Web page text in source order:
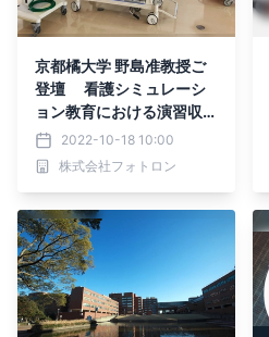
京都橘大学 野島准教授ご
登壇 看護シミュレーシ
ョン教育における演習収録
活用の実践例 ウェビナ
ーを11月1日(火)に開催
2022-10-18 10:00
株式会社フォトロン